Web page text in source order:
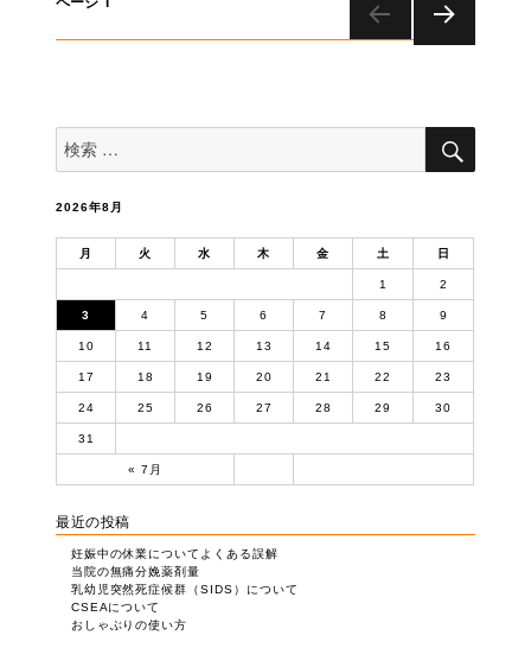
ゲ
ー
ョ
ン
索
対
検
2026年8月
月 火 水 木 金 土 日
« 7月
1 2
3 4 5 6 7 8 9
10 11 12 13 14 15 16
17 18 19 20 21 22 23
24 25 26 27 28 29 30
31
最近の投稿
妊娠中の休業についてよくある誤解
当院の無痛分娩薬剤量
乳幼児突然死症候群（SIDS）について
CSEAについて
おしゃぶりの使い方